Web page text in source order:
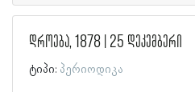
დროება, 1878 | 25 დეკემბერი
ტიპი: პერიოდიკა